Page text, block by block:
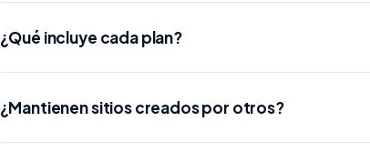
¿Qué incluye cada plan?
¿Mantienen sitios creados por otros?